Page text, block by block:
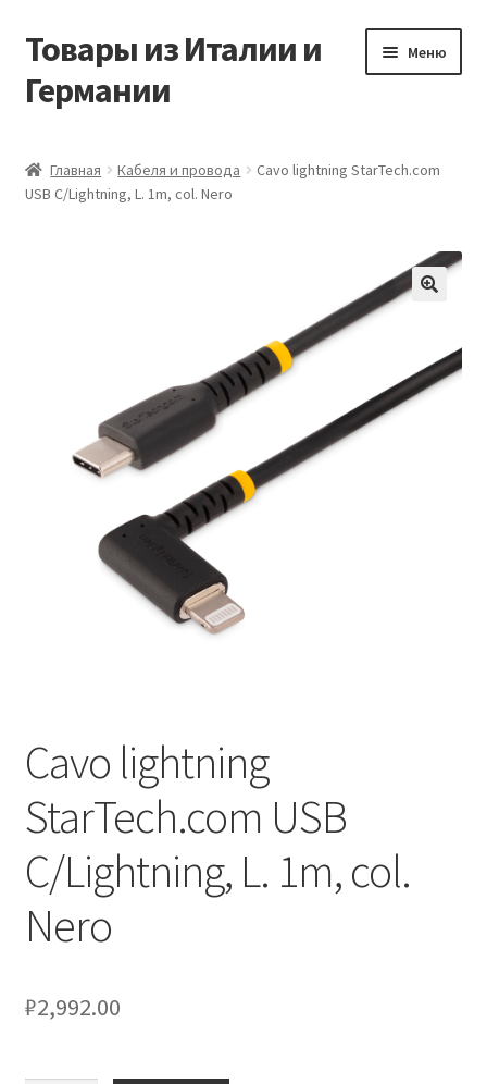
Перейти
навигации
Перейти
содержимому
Товары из Италии и
Германии
Меню
Виды доставки
Мой аккаунт
Оставить отзыв
Оформление заказа
Подтверждение заказа
Главная Кабеля и провода
Cavo lightning StarTech.com
USB C/Lightning, L. 1m, col. Nero
Cavo lightning
StarTech.com USB
C/Lightning, L. 1m, col.
Nero
₽2,992.00